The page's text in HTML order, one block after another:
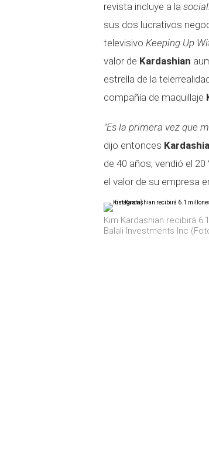
revista incluye a la
sus dos lucrativos
televisivo Keeping Up
valor de Kardashian
estrella de la
compañía de maquillaje
"Es la primera vez que
dijo entonces
de 40 años, vendió el 20
el valor de su empresa
Kim Kardashian recibirá
Balali Investments Inc